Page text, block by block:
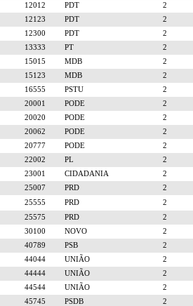
12012 PDT 2
12123 PDT 2
12300 PDT 2
13333 PT 2
15015 MDB 2
15123 MDB 2
16555 PSTU 2
20001 PODE 2
20020 PODE 2
20062 PODE 2
20777 PODE 2
22002 PL 2
23001 CIDADANIA 2
25007 PRD 2
25555 PRD 2
25575 PRD 2
30100 NOVO 2
40789 PSB 2
44044 UNIÃO 2
44444 UNIÃO 2
44544 UNIÃO 2
45745 PSDB 2